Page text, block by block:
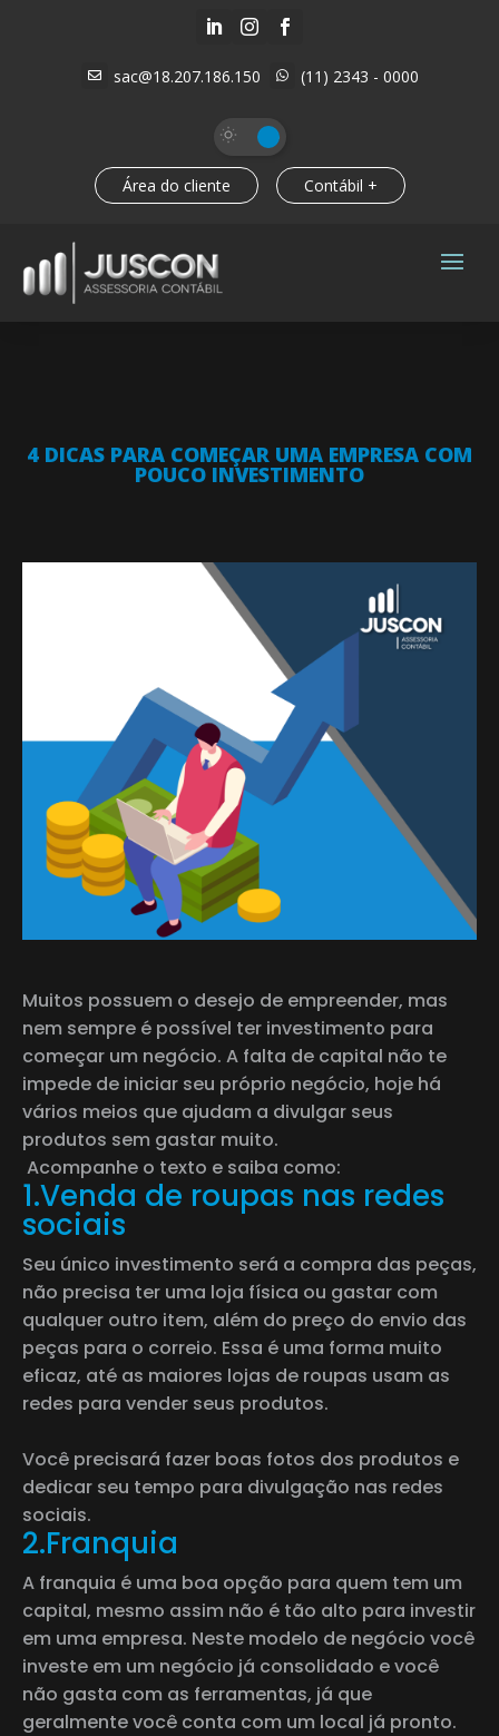
  
 sac@18.207.186.150  (11) 2343 - 0000
Área do cliente Contábil +
4 DICAS PARA COMEÇAR UMA EMPRESA COM
POUCO INVESTIMENTO
Muitos possuem o desejo de empreender, mas
nem sempre é possível ter investimento para
começar um negócio. A falta de capital não te
impede de iniciar seu próprio negócio, hoje há
vários meios que ajudam a divulgar seus
produtos sem gastar muito.
Acompanhe o texto e saiba como:
1.Venda de roupas nas redes
sociais
Seu único investimento será a compra das peças,
não precisa ter uma loja física ou gastar com
qualquer outro item, além do preço do envio das
peças para o correio. Essa é uma forma muito
eficaz, até as maiores lojas de roupas usam as
redes para vender seus produtos.
Você precisará fazer boas fotos dos produtos e
dedicar seu tempo para divulgação nas redes
sociais.
2.Franquia
A franquia é uma boa opção para quem tem um
capital, mesmo assim não é tão alto para investir
em uma empresa. Neste modelo de negócio você
investe em um negócio já consolidado e você
não gasta com as ferramentas, já que
geralmente você conta com um local já pronto.